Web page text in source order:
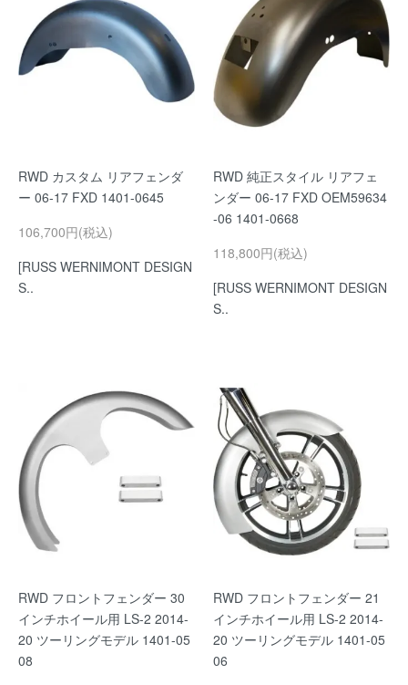
RWD カスタム リアフェンダ
ー 06-17 FXD 1401-0645
106,700円(税込)
[RUSS WERNIMONT DESIGN
S..
RWD 純正スタイル リアフェ
ンダー 06-17 FXD OEM59634
-06 1401-0668
118,800円(税込)
[RUSS WERNIMONT DESIGN
S..
RWD フロントフェンダー 30
インチホイール用 LS-2 2014-
20 ツーリングモデル 1401-05
08
RWD フロントフェンダー 21
インチホイール用 LS-2 2014-
20 ツーリングモデル 1401-05
06